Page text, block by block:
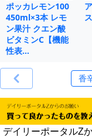
ポッカレモン100
450ml×3本 レモ
ン果汁 クエン酸
ビタミンC【機能
性表…
デイリーポータルZ